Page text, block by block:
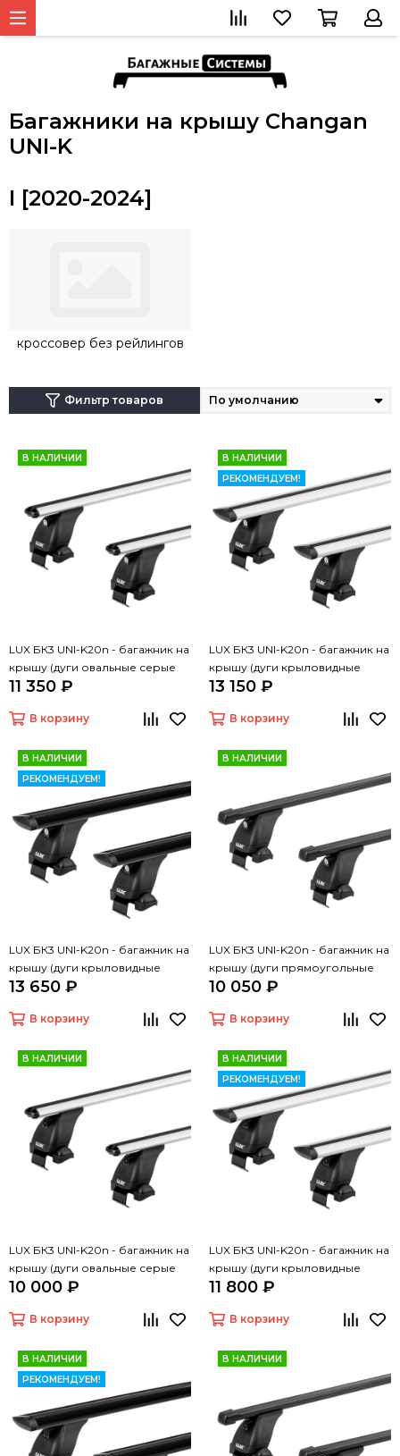
Багажники на крышу Changan
UNI-K
I [2020-2024]
кроссовер без рейлингов
Фильтр товаров
В НАЛИЧИИ
LUX БК3 UNI-K20n - багажник на
крышу (дуги овальные серые
130 см, с замком)
11 350 ₽
В корзину
В НАЛИЧИИ
РЕКОМЕНДУЕМ!
LUX БК3 UNI-K20n - багажник на
крышу (дуги крыловидные
серые 130 см, с замком)
13 150 ₽
В корзину
В НАЛИЧИИ
РЕКОМЕНДУЕМ!
LUX БК3 UNI-K20n - багажник на
крышу (дуги крыловидные
черные 130 см, с замком)
13 650 ₽
В корзину
В НАЛИЧИИ
LUX БК3 UNI-K20n - багажник на
крышу (дуги прямоугольные
черные 130 см, с замком)
10 050 ₽
В корзину
В НАЛИЧИИ
LUX БК3 UNI-K20n - багажник на
крышу (дуги овальные серые
130 см)
10 000 ₽
В корзину
В НАЛИЧИИ
РЕКОМЕНДУЕМ!
LUX БК3 UNI-K20n - багажник на
крышу (дуги крыловидные
серые 130 см)
11 800 ₽
В корзину
В НАЛИЧИИ
РЕКОМЕНДУЕМ!
В НАЛИЧИИ